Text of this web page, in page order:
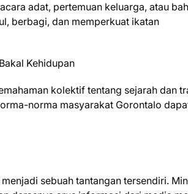
adat, pertemuan keluarga, atau
berbagi, dan memperkuat ikatan
kolektif tentang sejarah dan
norma masyarakat Gorontalo
sebuah tantangan tersendiri.